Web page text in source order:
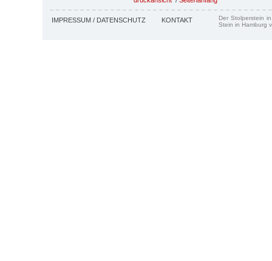
IMPRESSUM / DATENSCHUTZ KONTAKT
Der Stolperstein
Stein in Hamburg